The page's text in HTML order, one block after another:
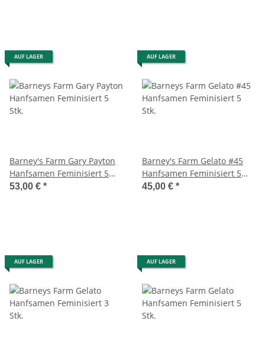
AUF LAGER
Barney's Farm Gary Payton
Hanfsamen Feminisiert 5
Stk.
53,00 € *
AUF LAGER
Barney's Farm Gelato #45
Hanfsamen Feminisiert 5
Stk.
45,00 € *
AUF LAGER AUF LAGER